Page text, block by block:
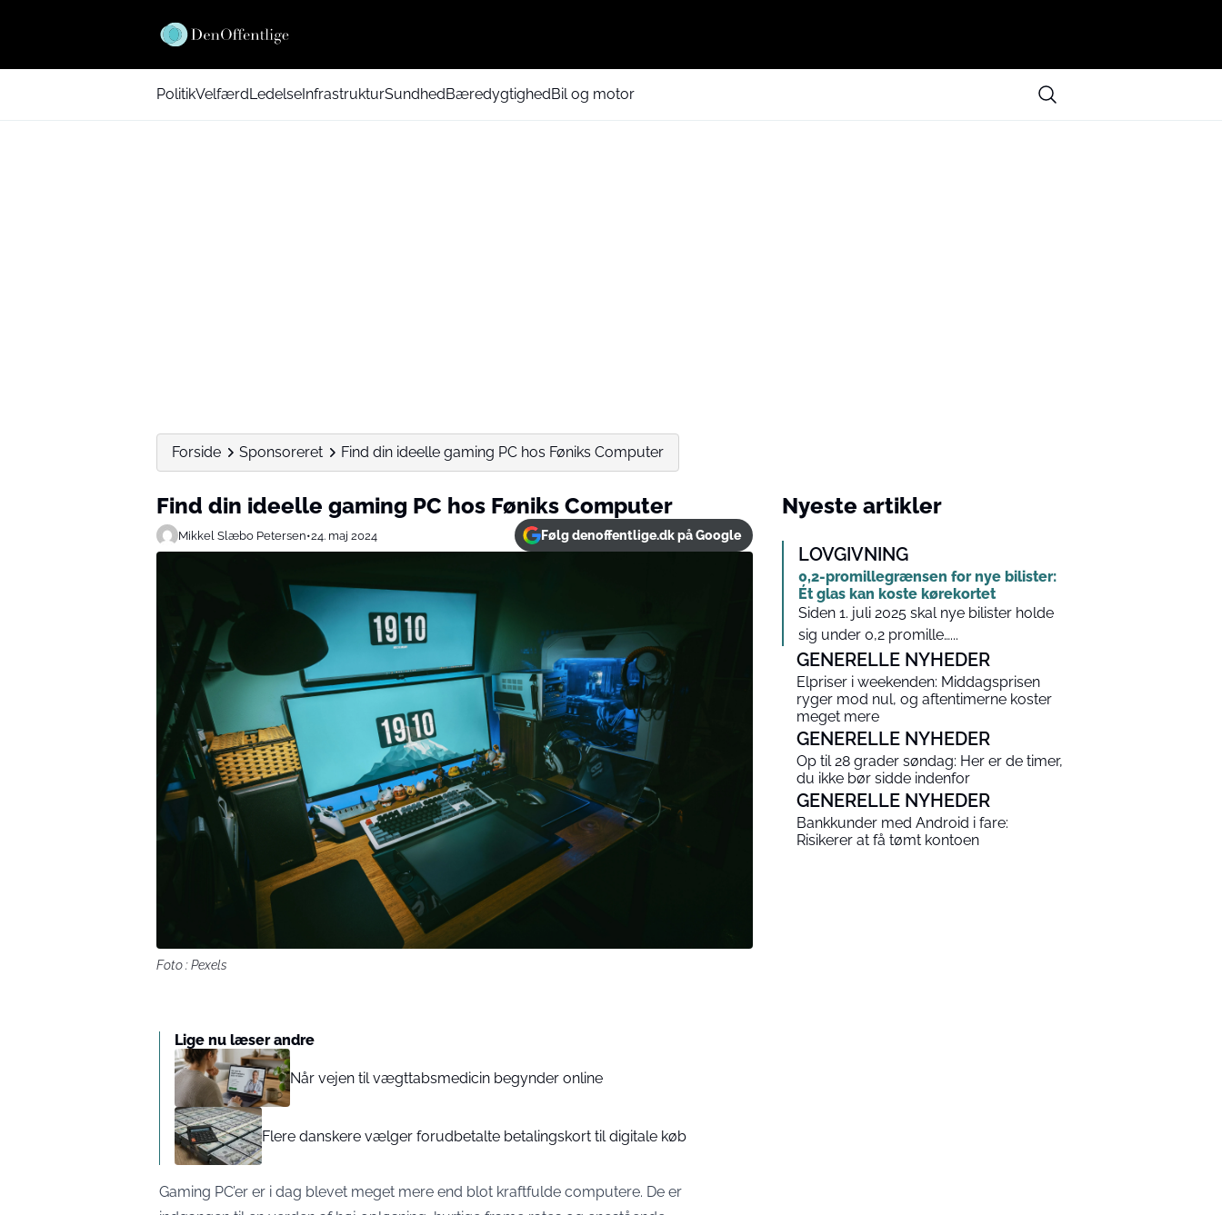
PolitikVelfærdLedelseInfrastrukturSundhedBæredygtighedBil og motor
Forside Sponsoreret Find din ideelle gaming PC hos Føniks Computer
Find din ideelle gaming PC hos Føniks Computer
Mikkel Slæbo Petersen•24. maj 2024 Følg denoffentlige.dk på Google
Foto : Pexels
Lige nu læser andre
Når vejen til vægttabsmedicin begynder online
Flere danskere vælger forudbetalte betalingskort til digitale køb
Gaming PC’er er i dag blevet meget mere end blot kraftfulde computere. De er
Nyeste artikler
LOVGIVNING
0,2-promillegrænsen for nye bilister:
Ét glas kan koste kørekortet
Siden 1. juli 2025 skal nye bilister holde
sig under 0,2 promille…...
GENERELLE NYHEDER
Elpriser i weekenden: Middagsprisen
ryger mod nul, og aftentimerne koster
meget mere
GENERELLE NYHEDER
Op til 28 grader søndag: Her er de timer,
du ikke bør sidde indenfor
GENERELLE NYHEDER
Bankkunder med Android i fare:
Risikerer at få tømt kontoen